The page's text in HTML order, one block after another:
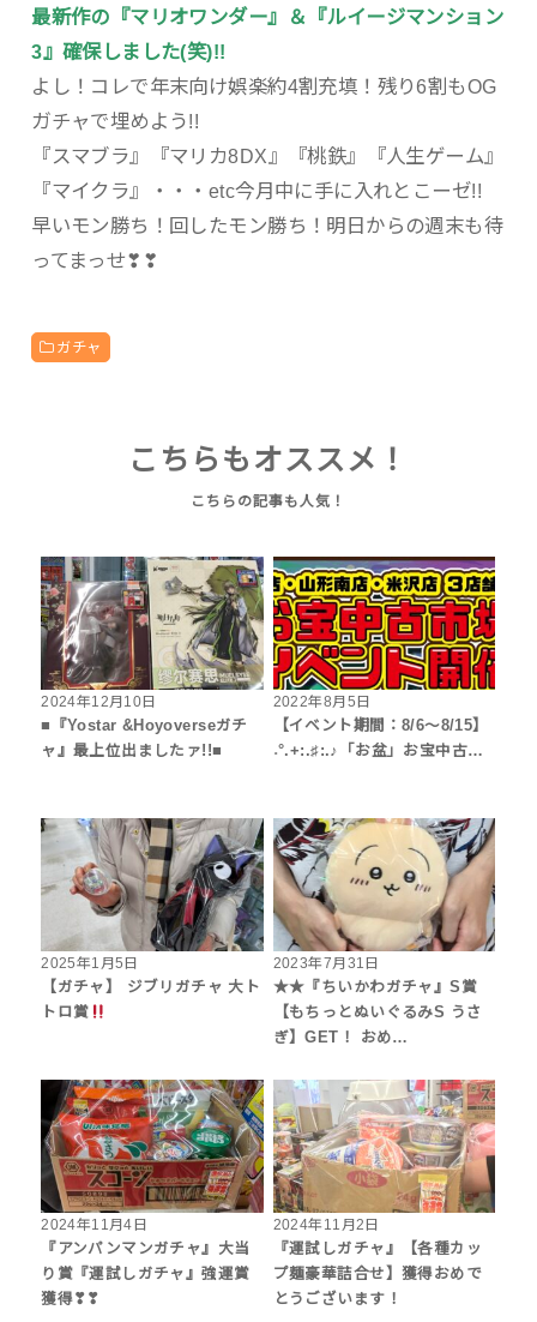
最新作の『マリオワンダー』＆『ルイージマンション
3』確保しました(笑)!!
よし！コレで年末向け娯楽約4割充填！残り6割もOG
ガチャで埋めよう!!
『スマブラ』『マリカ8DX』『桃鉄』『人生ゲーム』
『マイクラ』・・・etc今月中に手に入れとこーゼ!!
早いモン勝ち！回したモン勝ち！明日からの週末も待
ってまっせ❣❣
ガチャ
こちらもオススメ！
2024年12月10日
■『Yostar &Hoyoverseガチ
ャ』最上位出ましたァ!!■
2022年8月5日
【イベント期間：8/6～8/15】
˖°.+:.♯:.♪「お盆」お宝中古…
2025年1月5日
【ガチャ】 ジブリガチャ 大ト
トロ賞
2023年7月31日
★★『ちいかわガチャ』S賞
【もちっとぬいぐるみS うさ
ぎ】GET！ おめ…
2024年11月4日
『アンパンマンガチャ』大当
り賞『運試しガチャ』強運賞
獲得❣❣
2024年11月2日
『運試しガチャ』【各種カッ
プ麺豪華詰合せ】獲得おめで
とうございます！